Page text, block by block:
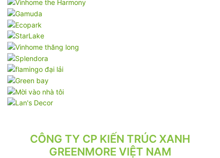
CÔNG TY CP KIẾN TRÚC XANH
GREENMORE VIỆT NAM